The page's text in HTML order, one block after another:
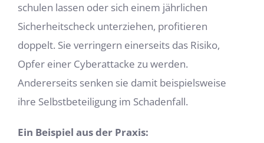
schulen lassen oder sich einem jährlichen
Sicherheitscheck unterziehen, profitieren
doppelt. Sie verringern einerseits das Risiko,
Opfer einer Cyberattacke zu werden.
Andererseits senken sie damit beispielsweise
ihre Selbstbeteiligung im Schadenfall.
Ein Beispiel aus der Praxis: